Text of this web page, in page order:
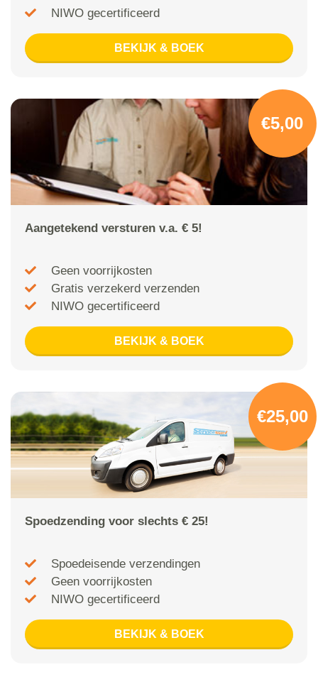
NIWO gecertificeerd
BEKIJK & BOEK
€5,00
Aangetekend versturen v.a. € 5!
Geen voorrijkosten
Gratis verzekerd verzenden
NIWO gecertificeerd
BEKIJK & BOEK
€25,00
Spoedzending voor slechts € 25!
Spoedeisende verzendingen
Geen voorrijkosten
NIWO gecertificeerd
BEKIJK & BOEK